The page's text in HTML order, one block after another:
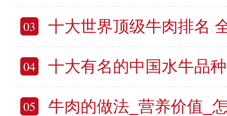
03 十大世界顶级牛肉排名 全球最
04 十大有名的中国水牛品种 国内
05 牛肉的做法_营养价值_怎么